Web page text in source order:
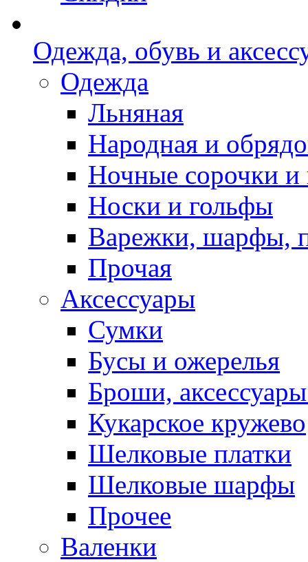
Одежда, обувь и
Одежда
Льняная
Народная и
Ночные сорочки
Носки и гольфы
Варежки, шарфы,
Прочая
Аксессуары
Сумки
Бусы и ожерелья
Броши,
Кукарское кружево
Шелковые платки
Шелковые шарфы
Прочее
Валенки